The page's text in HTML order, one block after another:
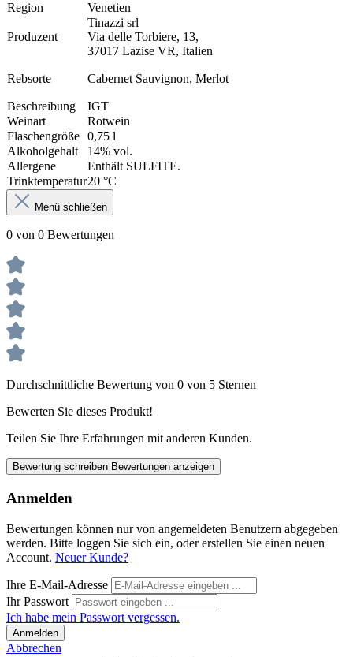
Region Venetien
Produzent
Tinazzi srl
Via delle Torbiere, 13,
37017 Lazise VR, Italien
Rebsorte Cabernet Sauvignon, Merlot
Beschreibung
IGT
Weinart
Rotwein
Flaschengröße 0,75 l
Alkoholgehalt
14% vol.
Allergene
Enthält SULFITE.
Trinktemperatur20 °C
Menü schließen
0 von 0 Bewertungen
Durchschnittliche Bewertung von 0 von 5 Sternen
Bewerten Sie dieses Produkt!
Teilen Sie Ihre Erfahrungen mit anderen Kunden.
Bewertung schreiben Bewertungen anzeigen
Anmelden
Bewertungen können nur von angemeldeten Benutzern abgegeben
werden. Bitte loggen Sie sich ein, oder erstellen Sie einen neuen
Account. Neuer Kunde?
Ihre E-Mail-Adresse
Ihr Passwort
Ich habe mein Passwort vergessen.
Anmelden
Abbrechen